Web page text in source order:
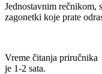
Jednostavnim rečnikom,
zagonetki koje prate
Vreme čitanja priručnika
je 1-2 sata.